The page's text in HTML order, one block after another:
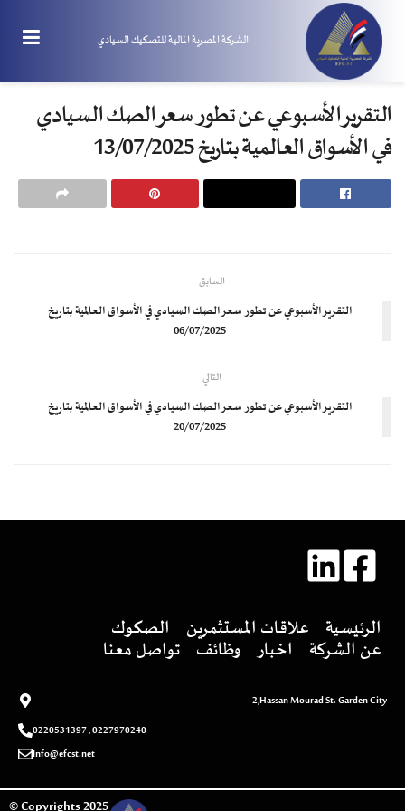
الشركة المصرية المالية للتصكيك السيادي
التقرير الأسبوعي عن تطور سعر الصك السيادي
في الأسواق العالمية بتاريخ 13/07/2025
السابق
التقرير الأسبوعي عن تطور سعر الصك السيادي في الأسواق العالمية بتاريخ
06/07/2025
التالي
التقرير الأسبوعي عن تطور سعر الصك السيادي في الأسواق العالمية بتاريخ
20/07/2025
الرئيسية علاقات المستثمرين الصكوك
عن الشركة اخبار وظائف تواصل معنا
2,Hassan Mourad St. Garden City
0227970240 , 0220531397
Info@efcst.net